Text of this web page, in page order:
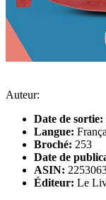
Auteur:
Date de sortie:
Langue:
Broché: 253
Date de
ASIN:
Éditeur: Le